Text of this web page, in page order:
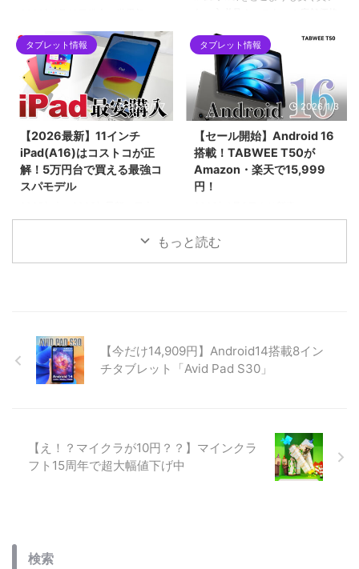
IP69K完全防水タブレット
「Blackview MEGA 12」。12.2
インチ2.4K液晶、Dimensity
7200、最大48GBメモリ搭載の
フラッグシップ性能を誇りなが
ら、早期割引で299ドルという驚
ど豪華5大特典が貰える先行販売
セール情報を見逃すな！
ント2重取りルート」を徹底解説
します。SPU（ポイントアップ）
やお買い物マラソンをフル活用し
て、実質5万円台前半で手に入れ
る具体的な手順や、初心者がハマ
りやすい購入制限の注意点まで網
羅。2026年最新の最安値攻略ガ
イドです。
タブレット情報
2026/1/7
【2026最新】11インチ
iPad(A16)はコストコが正
解！5万円台で買える最強コ
スパモデル
一番売れている「11インチ
iPad（A16チップ搭載）」の価格
クセサリ、コストコで購入する際
の注意点まで詳しく解説します。
タブレット情報
2026/1/3
【セール開始】Android 16
搭載！TABWEE T50が
Amazon・楽天で15,999
円！
最新Android 16と高性能Unisoc
7250チップを搭載したタブレッ
もっと読む
【今だけ14,909円】Android14搭載8イン
チタブレット「Avid Pad S30」
【え！？マイクラが10円？？】マインクラ
フト15周年で超大幅値下げ中
検索